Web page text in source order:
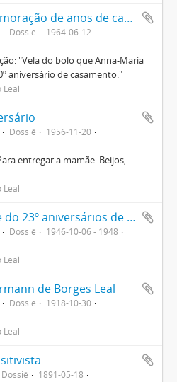
Lembrança de comemoração de anos de casados de Régulo Bagueira Leal e Ana Maria Pardal
Dossiê
1964-06-12
"Vela do bolo que Anna-Maria
aniversário de casamento."
Leal
Dossiê
1956-11-20
entregar a mamãe. Beijos,
Leal
Lembranças do 21º e do 23º aniversários de Régulo Bagueira Leal
Dossiê
1946-10-06 - 1948
Leal
de Borges Leal
Dossiê
1918-10-30
Leal
Dossiê
1891-05-18